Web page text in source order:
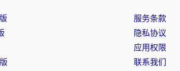
服务条款
隐私协议
应用权限
联系我们